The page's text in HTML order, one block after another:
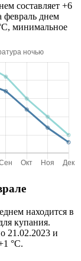
составляет +6
февраль днем
минимальное
находится в
купания.
21.02.2023 и
°C.